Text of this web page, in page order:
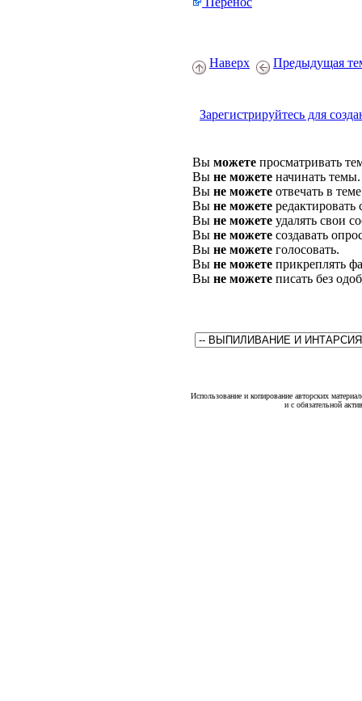
Наверх Предыдущая
Зарегистрируйтесь для
Вы можете просматривать
Вы не можете начинать темы.
Вы не можете отвечать в
Вы не можете
Вы не можете удалять свои
Вы не можете создавать
Вы не можете голосовать.
Вы не можете прикреплять
Вы не можете писать без
Использование и копирование авторских
и с обязательной